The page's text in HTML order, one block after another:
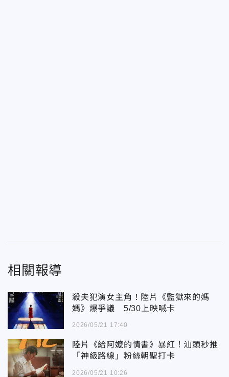
相關報導
殺夫犯演女主角！陸片《監獄來的媽
媽》爆爭議 5/30上映喊卡
2026/05/21 17:40
陸片《給阿嬤的情書》暴紅！汕頭秒推
「神級路線」粉絲朝聖打卡
2026/05/21 10:26